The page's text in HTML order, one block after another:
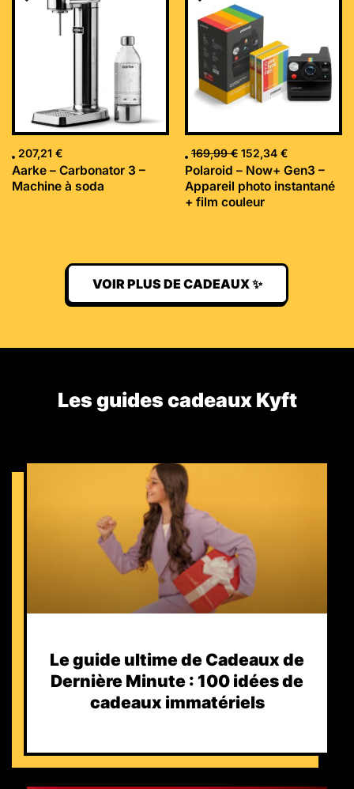
207,21 €
Aarke – Carbonator 3 –
Machine à soda
169,99€
initial
était :
169,99 €.
152,34 €
Polaroid – Now+ Gen3 –
Appareil photo instantané
+ film couleur
VOIR PLUS DE CADEAUX ✨
Les guides cadeaux Kyft​
Le guide ultime de Cadeaux de
Dernière Minute : 100 idées de
cadeaux immatériels